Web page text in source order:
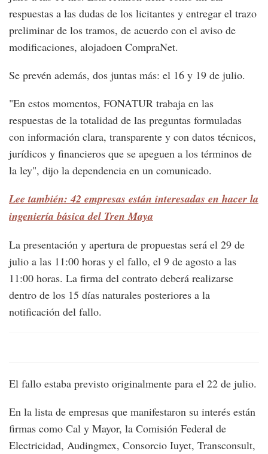
respuestas a las dudas de los licitantes y entregar el trazo
preliminar de los tramos, de acuerdo con el aviso de
modificaciones, alojadoen CompraNet.
Se prevén además, dos juntas más: el 16 y 19 de julio.
"En estos momentos, FONATUR trabaja en las
respuestas de la totalidad de las preguntas formuladas
con información clara, transparente y con datos técnicos,
jurídicos y financieros que se apeguen a los términos de
la ley", dijo la dependencia en un comunicado.
Lee también: 42 empresas están interesadas en hacer la
ingeniería básica del Tren Maya
La presentación y apertura de propuestas será el 29 de
julio a las 11:00 horas y el fallo, el 9 de agosto a las
11:00 horas. La firma del contrato deberá realizarse
dentro de los 15 días naturales posteriores a la
notificación del fallo.
El fallo estaba previsto originalmente para el 22 de julio.
En la lista de empresas que manifestaron su interés están
firmas como Cal y Mayor, la Comisión Federal de
Electricidad, Audingmex, Consorcio Iuyet, Transconsult,